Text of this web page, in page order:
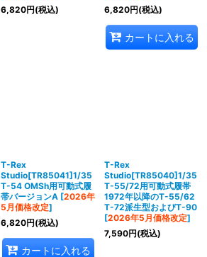
6,820円(税込)
6,820円(税込)
カートに入れる
T-Rex
Studio[TR85041]1/35
T-54 OMSh用可動式履
帯バージョンA [2026年
5月価格改定]
6,820円(税込)
カートに入れる
T-Rex
Studio[TR85040]1/35
T-55/72用可動式履帯
1972年以降のT-55/62
T-72派生型およびT-90
[2026年5月価格改定]
7,590円(税込)